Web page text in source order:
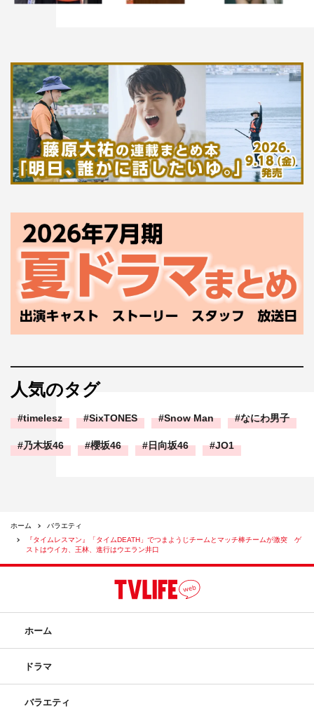
人気のタグ
timelesz SixTONES Snow Man なにわ男子
乃木坂46 櫻坂46 日向坂46 JO1
ホーム
バラエティ
『タイムレスマン』「タイムDEATH」でつまようじチームとマッチ棒チームが激突 ゲ
ストはウイカ、王林、進行はウエラン井口
ホーム
ドラマ
バラエティ